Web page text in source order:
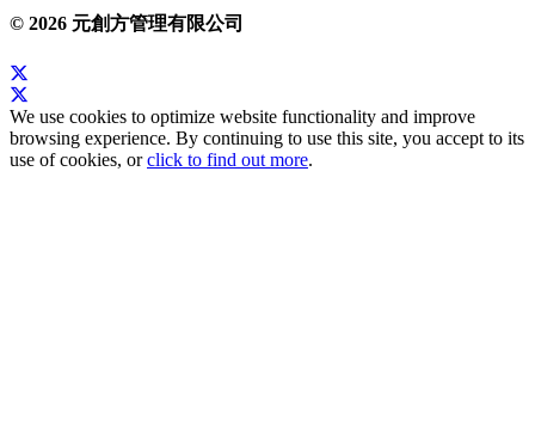
© 2026 元創方管理有限公司
We use cookies to optimize website functionality and improve
browsing experience. By continuing to use this site, you accept to its
use of cookies, orclick to find out more.